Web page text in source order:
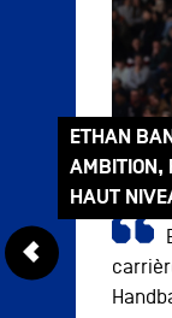
ETHAN
AMBITION,
HAUT